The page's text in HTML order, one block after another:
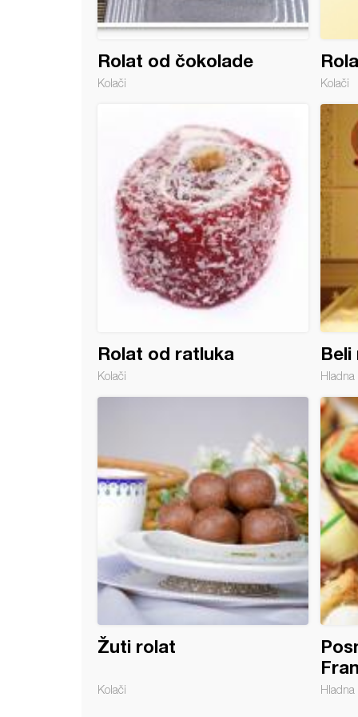
Rolat od čokolade
Kolači Kolači
Rolat od ratluka
Kolači
Beli
Hladna
Žuti rolat
Kolači Hladna